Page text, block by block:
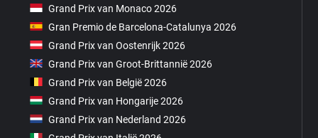
Grand Prix van Monaco 2026
Gran Premio de Barcelona-Catalunya 2026
Grand Prix van Oostenrijk 2026
Grand Prix van Groot-Brittannië 2026
Grand Prix van België 2026
Grand Prix van Hongarije 2026
Grand Prix van Nederland 2026